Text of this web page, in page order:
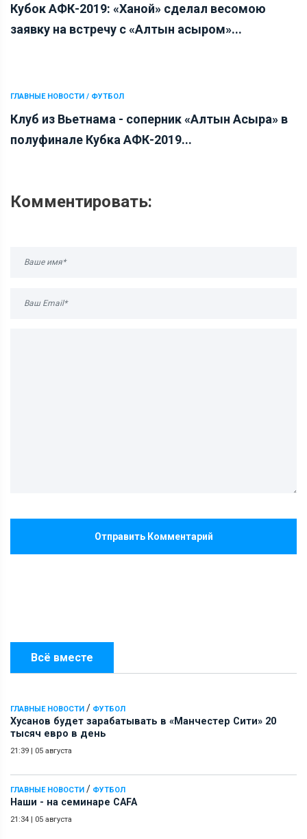
Всё вместе
ГЛАВНЫЕ НОВОСТИ / ФУТБОЛ
Хусанов будет зарабатывать в «Манчестер Сити» 20
тысяч евро в день
21:39 | 05 августа
ГЛАВНЫЕ НОВОСТИ / ФУТБОЛ
Наши - на семинаре СAFA
21:34 | 05 августа
Кубок АФК-2019: «Ханой» сделал весомою
заявку на встречу с «Алтын асыром»...
ГЛАВНЫЕ НОВОСТИ / ФУТБОЛ
Клуб из Вьетнама - соперник «Алтын Асыра» в
полуфинале Кубка АФК-2019...
Комментировать:
Отправить Комментарий